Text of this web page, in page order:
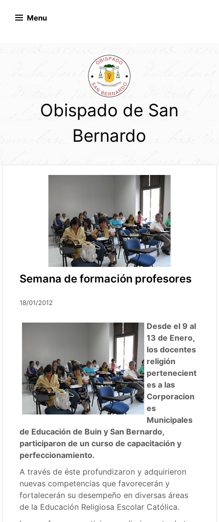
Menu
Obispado de San
Bernardo
Semana de formación profesores
18/01/2012
Desde el 9 al
13 de Enero,
los docentes
religión
pertenecient
es a las
Corporacion
es
Municipales
de Educación de Buin y San Bernardo,
participaron de un curso de capacitación y
perfeccionamiento.
A través de éste profundizaron y adquirieron
nuevas competencias que favorecerán y
fortalecerán su desempeño en diversas áreas
de la Educación Religiosa Escolar Católica.